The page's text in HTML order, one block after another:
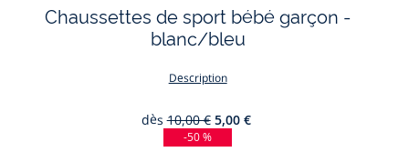
Chaussettes de sport bébé garçon -
blanc/bleu
Description
dès 10,00 € 5,00 €
-50 %